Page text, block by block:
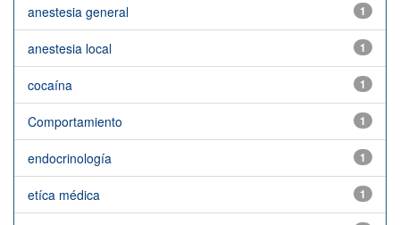
1
anestesia general
1
anestesia local
1
cocaína
1
Comportamiento
1
endocrinología
1
etíca médica